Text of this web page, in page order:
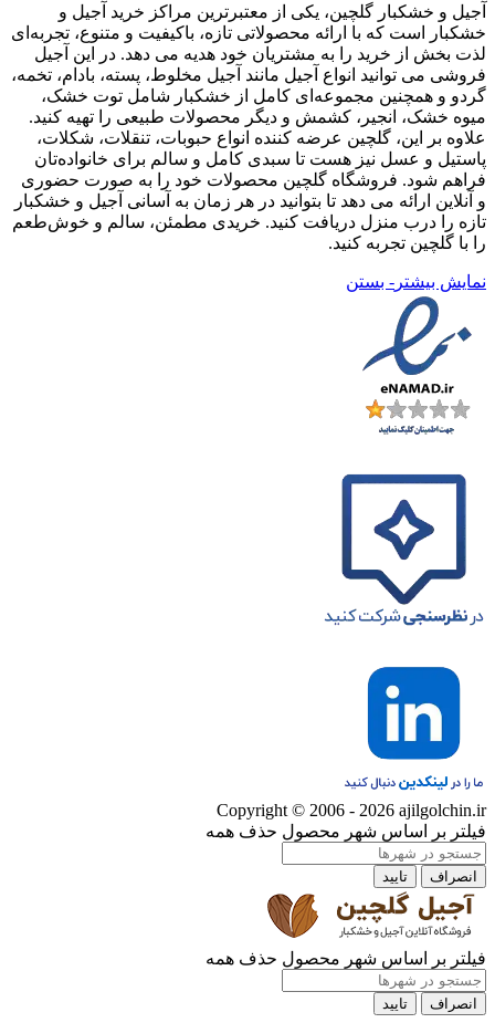
آجیل و خشکبار گلچین، یکی از معتبرترین مراکز خرید آجیل و
خشکبار است که با ارائه محصولاتی تازه، باکیفیت و متنوع، تجربه‌ای
لذت‌ بخش از خرید را به مشتریان خود هدیه می‌ دهد. در این آجیل
فروشی می‌ توانید انواع آجیل‌ مانند آجیل مخلوط، پسته، بادام، تخمه،
گردو و همچنین مجموعه‌ای کامل از خشکبار شامل توت خشک،
میوه خشک، انجیر، کشمش و دیگر محصولات طبیعی را تهیه کنید.
علاوه بر این، گلچین عرضه‌ کننده انواع حبوبات، تنقلات، شکلات،
پاستیل و عسل نیز هست تا سبدی کامل و سالم برای خانواده‌تان
فراهم شود. فروشگاه گلچین محصولات خود را به صورت حضوری
و آنلاین ارائه می‌ دهد تا بتوانید در هر زمان به آسانی آجیل و خشکبار
تازه را درب منزل دریافت کنید. خریدی مطمئن، سالم و خوش‌طعم
را با گلچین تجربه کنید.
نمایش بیشتر - بستن
Copyright © 2006 - 2026 ajilgolchin.ir
فیلتر بر اساس شهر محصول حذف همه
انصراف تایید
فیلتر بر اساس شهر محصول حذف همه
انصراف تایید